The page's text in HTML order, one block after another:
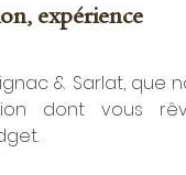
expérience
& Sarlat, que
dont vous